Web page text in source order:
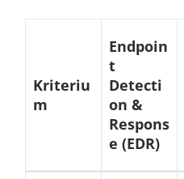
Kriteriu
m
Endpoin
t
Detecti
on &
Respons
e (EDR)